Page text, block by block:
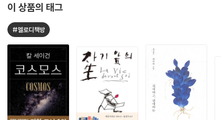
이 상품의 태그
#멜로디책방